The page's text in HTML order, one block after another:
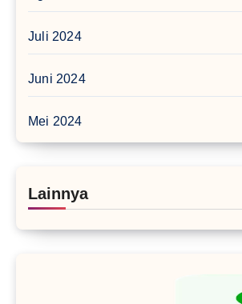
Juli 2024
Juni 2024
Mei 2024
Lainnya